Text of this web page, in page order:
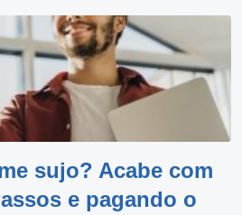
sujo? Acabe com
e pagando o